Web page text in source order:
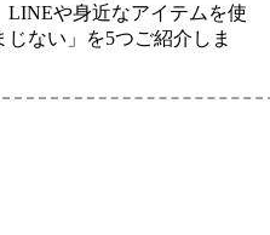
や身近なアイテムを使
ない」を5つご紹介しま